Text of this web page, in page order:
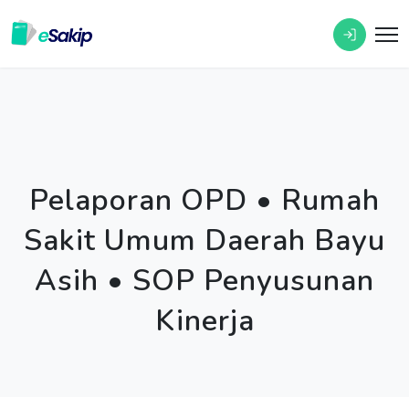
Pelaporan OPD • Rumah
Sakit Umum Daerah Bayu
Asih • SOP Penyusunan
Kinerja